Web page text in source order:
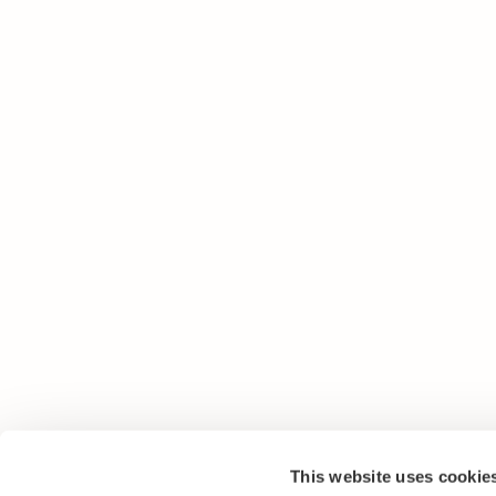
This website uses